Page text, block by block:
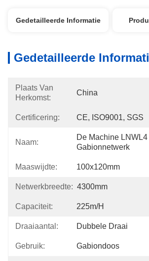
Gedetailleerde Informatie
Gedetailleerde
Plaats Van
Herkomst:
China
Certificering: CE, ISO9001, SGS
Naam:
De Machine
Gabionnetwerk
Maaswijdte: 100x120mm
Netwerkbreedte: 4300mm
Capaciteit: 225m/h
Draaiaantal: Dubbele Draai
Gebruik: Gabiondoos